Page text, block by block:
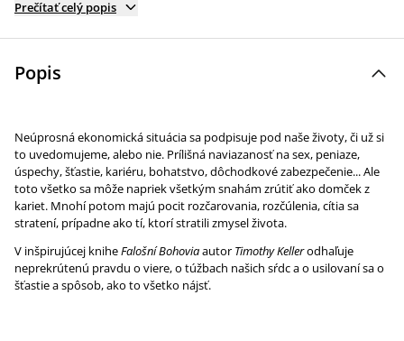
Prečítať celý popis
Popis
Neúprosná ekonomická situácia sa podpisuje pod naše životy, či už si
to uvedomujeme, alebo nie. Prílišná naviazanosť na sex, peniaze,
úspechy, šťastie, kariéru, bohatstvo, dôchodkové zabezpečenie... Ale
toto všetko sa môže napriek všetkým snahám zrútiť ako domček z
kariet. Mnohí potom majú pocit rozčarovania, rozčúlenia, cítia sa
stratení, prípadne ako tí, ktorí stratili zmysel života.
V inšpirujúcej kniheFalošní Bohoviaautor Timothy Kellerodhaľuje
neprekrútenú pravdu o viere, o túžbach našich sŕdc a o usilovaní sa o
šťastie a spôsob, ako to všetko nájsť.